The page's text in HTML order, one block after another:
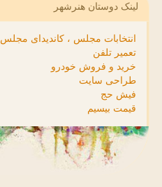
لینک دوستان هنرشهر
انتخابات مجلس ، کاندیدای مجلس
تعمیر تلفن
خرید و فروش خودرو
طراحی سایت
فیش حج
قیمت بیسیم